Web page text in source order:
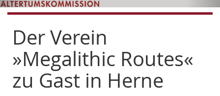
Der Verein
»Megalithic Routes«
zu Gast in Herne